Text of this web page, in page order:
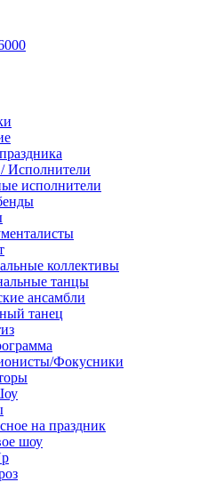
Исполнители
исполнители
коллективы
танцы
ансамбли
танец
Фокусники
на праздник
шоу